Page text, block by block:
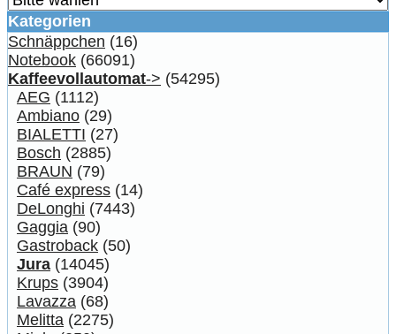
Kategorien
Schnäppchen (16)
Notebook (66091)
Kaffeevollautomat-> (54295)
AEG (1112)
Ambiano (29)
BIALETTI (27)
Bosch (2885)
BRAUN (79)
Café express (14)
DeLonghi (7443)
Gaggia (90)
Gastroback (50)
Jura (14045)
Krups (3904)
Lavazza (68)
Melitta (2275)